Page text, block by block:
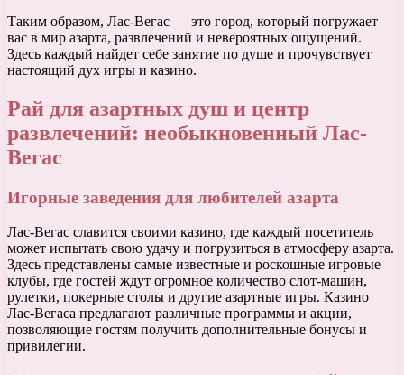
Таким образом, Лас-Вегас — это город, который погружает
вас в мир азарта, развлечений и невероятных ощущений.
Здесь каждый найдет себе занятие по душе и прочувствует
настоящий дух игры и казино.
Рай для азартных душ и центр
развлечений: необыкновенный Лас-
Вегас
Игорные заведения для любителей азарта
Лас-Вегас славится своими казино, где каждый посетитель
может испытать свою удачу и погрузиться в атмосферу азарта.
Здесь представлены самые известные и роскошные игровые
клубы, где гостей ждут огромное количество слот-машин,
рулетки, покерные столы и другие азартные игры. Казино
Лас-Вегаса предлагают различные программы и акции,
позволяющие гостям получить дополнительные бонусы и
привилегии.